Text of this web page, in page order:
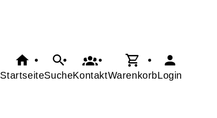
StartseiteSucheKontaktWarenkorbLogin